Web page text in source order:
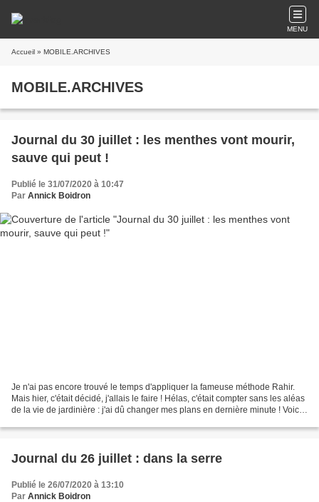
MENU
Accueil » MOBILE.ARCHIVES
MOBILE.ARCHIVES
Journal du 30 juillet : les menthes vont mourir,
sauve qui peut !
Publié le 31/07/2020 à 10:47
Par Annick Boidron
Je n'ai pas encore trouvé le temps d'appliquer la fameuse méthode Rahir.
Mais hier, c'était décidé, j'allais le faire ! Hélas, c'était compter sans les aléas
de la vie de jardinière : j'ai dû changer mes plans en dernière minute ! Voici
Journal du 26 juillet : dans la serre
Publié le 26/07/2020 à 13:10
Par Annick Boidron